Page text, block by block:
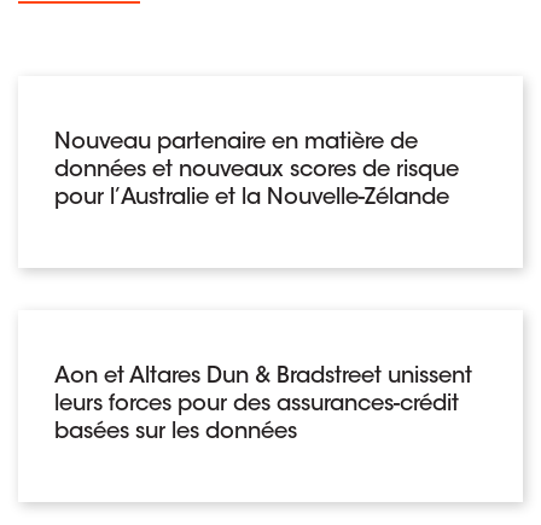
Nouveau partenaire en matière de
données et nouveaux scores de risque
pour l’Australie et la Nouvelle-Zélande
Aon et Altares Dun & Bradstreet unissent
leurs forces pour des assurances-crédit
basées sur les données